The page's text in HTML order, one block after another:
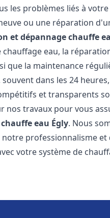
les problèmes liés à
ou une réparation
et dépannage chauffe
chauffage eau, la
que la maintenance
dans les 24
et transparents
nos travaux pour vous
eau Égly. Nous
professionnalisme et
votre système de